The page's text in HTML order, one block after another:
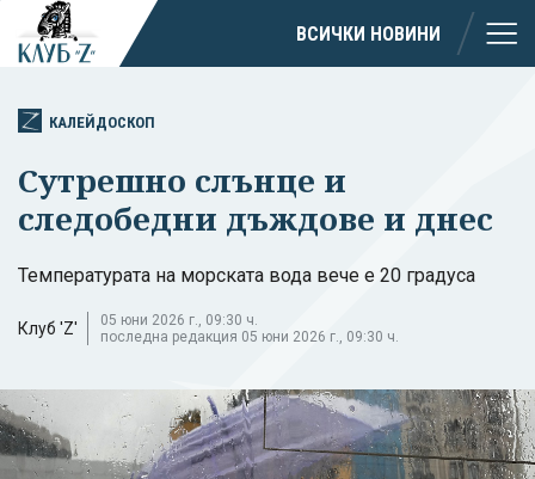
ВСИЧКИ НОВИНИ
КАЛЕЙДОСКОП
Сутрешно слънце и
следобедни дъждове и днес
Температурата на морската вода вече е 20 градуса
Клуб 'Z'
05 юни 2026 г., 09:30 ч.
последна редакция 05 юни 2026 г., 09:30 ч.